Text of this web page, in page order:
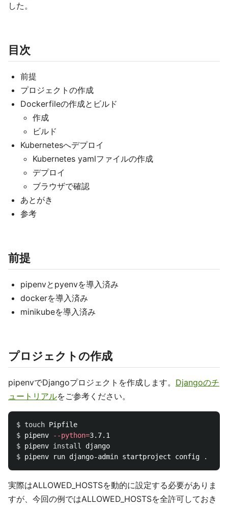
した。
目次
前提
プロジェクトの作成
Dockerfileの作成とビルド
作成
ビルド
Kubernetesへデプロイ
Kubernetes yamlファイルの作成
デプロイ
ブラウザで確認
あとがき
参考
前提
pipenvとpyenvを導入済み
dockerを導入済み
minikubeを導入済み
プロジェクトの作成
pipenvでDjangoプロジェクトを作成します。 Djangoのチ
ュートリアルをご参考ください。
$ touch
$ pipenv --python=
$ pipenv install
$ pipenv run django-admin startproject config .
実際はALLOWED_HOSTSを動的に設定する必要がありま
すが、今回の例ではALLOWED_HOSTSを全許可しておき